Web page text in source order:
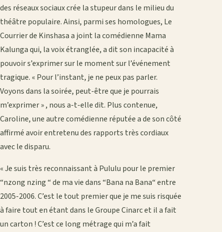
des réseaux sociaux crée la stupeur dans le milieu du
théâtre populaire. Ainsi, parmi ses homologues, Le
Courrier de Kinshasa a joint la comédienne Mama
Kalunga qui, la voix étranglée, a dit son incapacité à
pouvoir s’exprimer sur le moment sur l’événement
tragique. « Pour l’instant, je ne peux pas parler.
Voyons dans la soirée, peut-être que je pourrais
m’exprimer » , nous a-t-elle dit. Plus contenue,
Caroline, une autre comédienne réputée a de son côté
affirmé avoir entretenu des rapports très cordiaux
avec le disparu.
« Je suis très reconnaissant à Pululu pour le premier
“nzong nzing “ de ma vie dans “Bana na Bana“ entre
2005-2006. C’est le tout premier que je me suis risquée
à faire tout en étant dans le Groupe Cinarc et il a fait
un carton ! C’est ce long métrage qui m’a fait